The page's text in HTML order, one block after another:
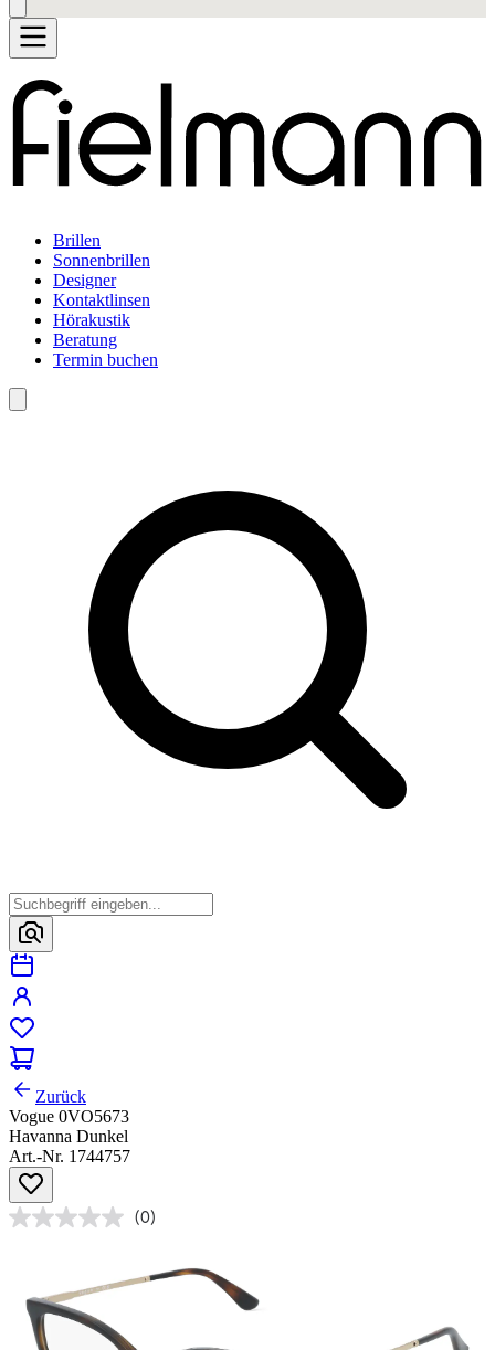
Brillen
Sonnenbrillen
Designer
Kontaktlinsen
Hörakustik
Beratung
Termin buchen
Zurück
Vogue 0VO5673
Havanna Dunkel
Art.-Nr. 1744757
(0)